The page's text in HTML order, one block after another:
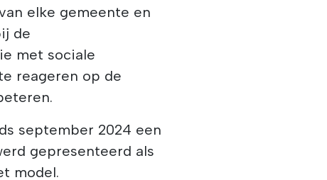
elke gemeente en
de
met sociale
reageren op de
september 2024 een
gepresenteerd als
model.